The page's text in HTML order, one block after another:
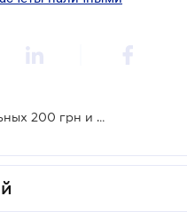
Нацбанк изъял партию поддельных 200 грн и разъяснил, как их распознать